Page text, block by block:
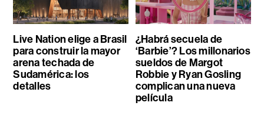
Live Nation elige a Brasil
para construir la mayor
arena techada de
Sudamérica: los
detalles
¿Habrá secuela de
‘Barbie’? Los millonarios
sueldos de Margot
Robbie y Ryan Gosling
complican una nueva
película